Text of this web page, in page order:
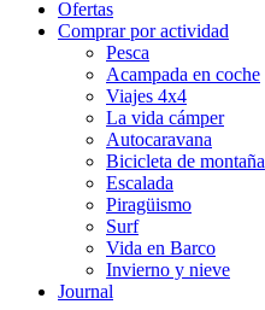
Ofertas
Comprar por actividad
Pesca
Acampada en coche
Viajes 4x4
La vida cámper
Autocaravana
Bicicleta de montaña
Escalada
Piragüismo
Surf
Vida en Barco
Invierno y nieve
Journal